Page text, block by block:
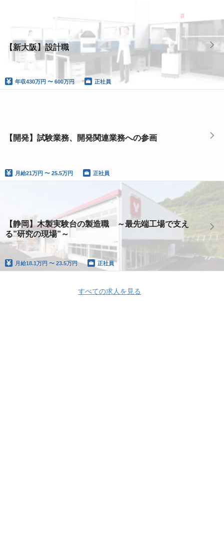
【新大阪】設計職
年収430万円 〜 600万円 正社員
【開発】試験業務、開発関連業務への参画
月給21万円 〜 25.5万円 正社員
【静岡】木製実験台の製造職 ～最先端工場で支え
る”研究の現場”～
月給18.1万円 〜 23.5万円 正社員
すべての求人を見る